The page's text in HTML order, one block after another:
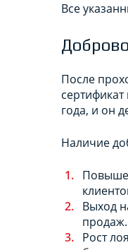
Все
После
года, и он
Наличие
Выход
продаж.
Рост